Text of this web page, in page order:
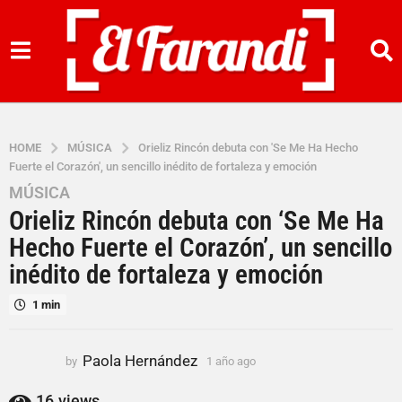
HOME MÚSICA
Orieliz Rincón debuta con 'Se Me Ha Hecho
Fuerte el Corazón', un sencillo inédito de fortaleza y emoción
1
a
ñ
o
a
g
MÚSICA
Orieliz Rincón debuta con ‘Se Me Ha
Hecho Fuerte el Corazón’, un sencillo
inédito de fortaleza y emoción
1 min
by Paola Hernández 1 año ago